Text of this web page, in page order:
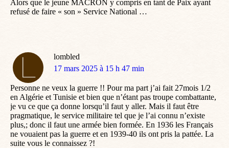
Alors que le jeune MACRON y compris en tant de Paix ayant
refusé de faire « son » Service National …
lombled
dit
17 mars 2025 à 15 h 47 min
Personne ne veux la guerre !! Pour ma part j’ai fait 27mois 1/2
en Algérie et Tunisie et bien que n’étant pas troupe combattante,
je vu ce que ça donne lorsqu’il faut y aller. Mais il faut être
pragmatique, le service militaire tel que je l’ai connu n’existe
plus,; donc il faut une armée bien formée. En 1936 les Français
ne vouaient pas la guerre et en 1939-40 ils ont pris la pattée. La
suite vous le connaissez ?!